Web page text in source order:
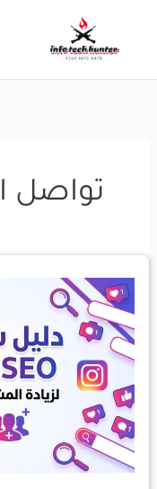
المحتوى
تواصل
دليل
سيو
إنستقرام
Instagram
SEO
لزيادة
المشاهدات
والمتابعين